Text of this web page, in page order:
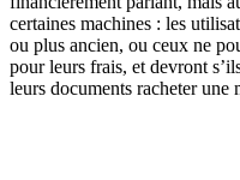
certaines machines : les
ou plus ancien, ou ceux ne
pour leurs frais, et devront
leurs documents racheter une